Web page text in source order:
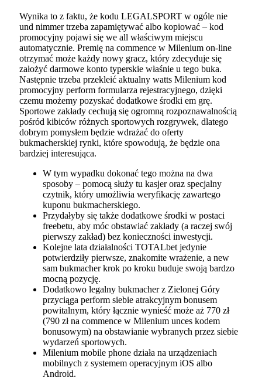
Wynika to z faktu, że kodu LEGALSPORT w ogóle nie
und nimmer trzeba zapamiętywać albo kopiować – kod
promocyjny pojawi się we all właściwym miejscu
automatycznie. Premię na commence w Milenium on-line
otrzymać może każdy nowy gracz, który zdecyduje się
założyć darmowe konto typerskie właśnie u tego buka.
Następnie trzeba przekleić aktualny watts Milenium kod
promocyjny perform formularza rejestracyjnego, dzięki
czemu możemy pozyskać dodatkowe środki em grę.
Sportowe zakłady cechują się ogromną rozpoznawalnością
pośród kibiców różnych sportowych rozgrywek, dlatego
dobrym pomysłem będzie wdrażać do oferty
bukmacherskiej rynki, które spowodują, że będzie ona
bardziej interesująca.
W tym wypadku dokonać tego można na dwa
sposoby – pomocą służy tu kasjer oraz specjalny
czytnik, który umożliwia weryfikację zawartego
kuponu bukmacherskiego.
Przydałyby się także dodatkowe środki w postaci
freebetu, aby móc obstawiać zakłady (a raczej swój
pierwszy zakład) bez konieczności inwestycji.
Kolejne lata działalności TOTALbet jedynie
potwierdziły pierwsze, znakomite wrażenie, a new
sam bukmacher krok po kroku buduje swoją bardzo
mocną pozycję.
Dodatkowo legalny bukmacher z Zielonej Góry
przyciąga perform siebie atrakcyjnym bonusem
powitalnym, który łącznie wynieść może aż 770 zł
(790 zł na commence w Milenium unces kodem
bonusowym) na obstawianie wybranych przez siebie
wydarzeń sportowych.
Milenium mobile phone działa na urządzeniach
mobilnych z systemem operacyjnym iOS albo
Android.